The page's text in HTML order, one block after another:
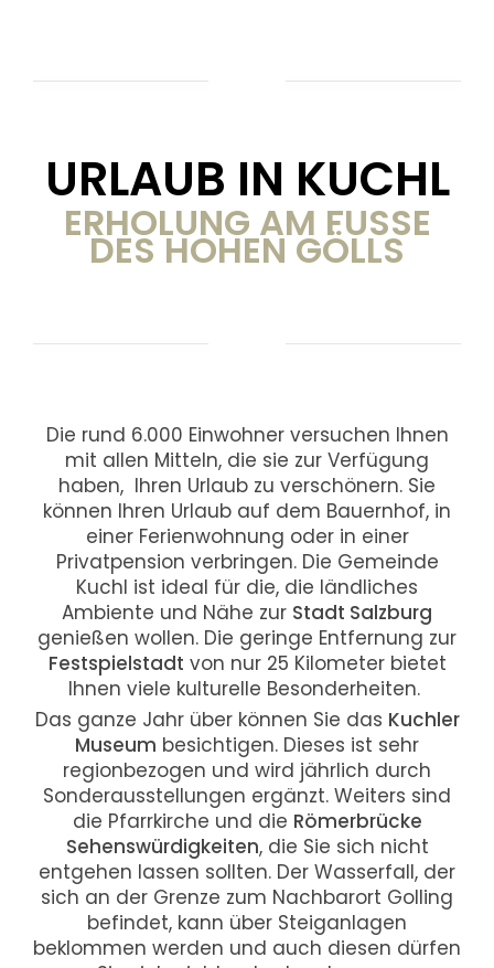
URLAUB IN KUCHL
ERHOLUNG AM FUSSE
DES HOHEN GÖLLS
Die rund 6.000 Einwohner versuchen Ihnen
mit allen Mitteln, die sie zur Verfügung
haben, Ihren Urlaub zu verschönern. Sie
können Ihren Urlaub auf dem Bauernhof, in
einer Ferienwohnung oder in einer
Privatpension verbringen. Die Gemeinde
Kuchl ist ideal für die, die ländliches
Ambiente und Nähe zur Stadt Salzburg
genießen wollen. Die geringe Entfernung zur
Festspielstadt von nur 25 Kilometer bietet
Ihnen viele kulturelle Besonderheiten.
Das ganze Jahr über können Sie das Kuchler
Museum besichtigen. Dieses ist sehr
regionbezogen und wird jährlich durch
Sonderausstellungen ergänzt. Weiters sind
die Pfarrkirche und die Römerbrücke
Sehenswürdigkeiten, die Sie sich nicht
entgehen lassen sollten. Der Wasserfall, der
sich an der Grenze zum Nachbarort Golling
befindet, kann über Steiganlagen
beklommen werden und auch diesen dürfen